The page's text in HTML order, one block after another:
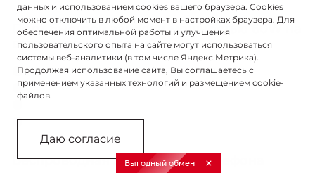
Порт быстрой зарядки мощностью 60W на
втором ряду сидений
⚫
⚫
⚫
⚫
Беспроводная зарядка для телефона
данных и использованием cookies вашего браузера. Cookies
можно отключить в любой момент в настройках браузера. Для
обеспечения оптимальной работы и улучшения
пользовательского опыта на сайте могут использоваться
системы веб-аналитики (в том числе Яндекс.Метрика).
Продолжая использование сайта, Вы соглашаетесь с
применением указанных технологий и размещением cookie-
файлов.
Даю согласие
Выгодный обмен